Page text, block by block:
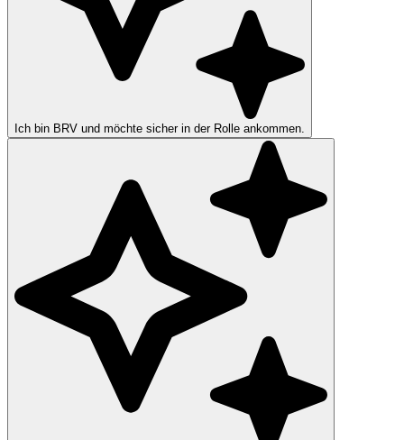
Ich bin BRV und möchte sicher in der Rolle ankommen.